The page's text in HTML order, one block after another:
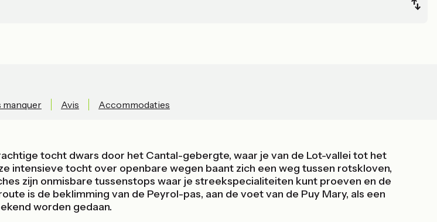
manquer Avis Accommodaties
tocht dwars door het Cantal-gebergte, waar je van de Lot-vallei tot het
intensieve tocht over openbare wegen baant zich een weg tussen rotskloven,
zijn onmisbare tussenstops waar je streekspecialiteiten kunt proeven en de
is de beklimming van de Peyrol-pas, aan de voet van de Puy Mary, als een
worden gedaan.